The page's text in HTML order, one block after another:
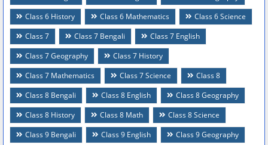
Class 6 History
Class 6 Mathematics
Class 6 Science
Class 7
Class 7 Bengali
Class 7 English
Class 7 Geography
Class 7 History
Class 7 Mathematics
Class 7 Science
Class 8
Class 8 Bengali
Class 8 English
Class 8 Geography
Class 8 History
Class 8 Math
Class 8 Science
Class 9 Bengali
Class 9 English
Class 9 Geography